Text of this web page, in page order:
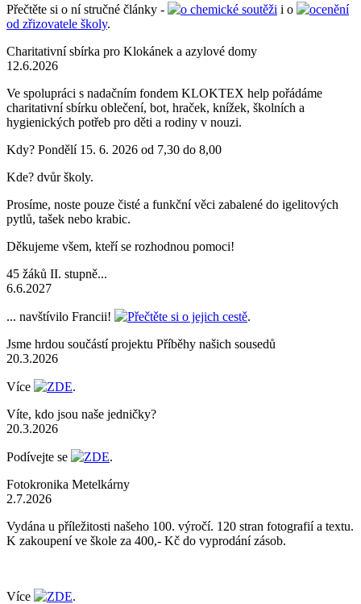
Přečtěte si o ní stručné články - o chemické soutěži i o
ocenění
od zřizovatele školy.
Charitativní sbírka pro Klokánek a azylové domy
12.6.2026
Ve spolupráci s nadačním fondem KLOKTEX help pořádáme
charitativní sbírku oblečení, bot, hraček, knížek, školních a
hygienických potřeb pro děti a rodiny v nouzi.
Kdy? Pondělí 15. 6. 2026 od 7,30 do 8,00
Kde? dvůr školy.
Prosíme, noste pouze čisté a funkční věci zabalené do igelitových
pytlů, tašek nebo krabic.
Děkujeme všem, kteří se rozhodnou pomoci!
45 žáků II. stupně...
6.6.2027
... navštívilo Francii! Přečtěte si o jejich cestě.
Jsme hrdou součástí projektu Příběhy našich sousedů
20.3.2026
Více ZDE.
Víte, kdo jsou naše jedničky?
20.3.2026
Podívejte se ZDE.
Fotokronika Metelkárny
2.7.2026
Vydána u příležitosti našeho 100. výročí. 120 stran fotografií a textu.
K zakoupení ve škole za 400,- Kč do vyprodání zásob.
Více ZDE.